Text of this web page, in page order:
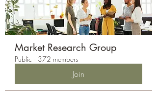
Market Research Group
Public · 372 members
Join